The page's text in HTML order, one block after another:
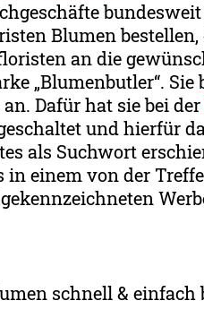
Blumen
an die
„Blumenbutler“.
Dafür hat sie bei der
und hierfür
als Suchwort
in einem von der
schnell & einfach